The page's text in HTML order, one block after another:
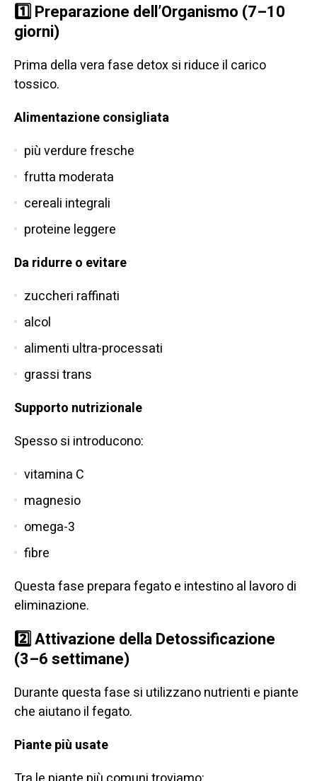
1️⃣Preparazione dell’Organismo (7–10
giorni)
Prima della vera fase detox si riduce il carico
tossico.
Alimentazione consigliata
più verdure fresche
frutta moderata
cereali integrali
proteine leggere
Da ridurre o evitare
zuccheri raffinati
alcol
alimenti ultra-processati
grassi trans
Supporto nutrizionale
Spesso si introducono:
vitamina C
magnesio
omega-3
fibre
Questa fase prepara fegato e intestino al lavoro di
eliminazione.
2️⃣ Attivazione della Detossificazione
(3–6 settimane)
Durante questa fase si utilizzano nutrienti e piante
che aiutano il fegato.
Piante più usate